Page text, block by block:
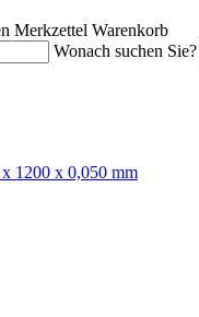
Merkzettel Warenkorb
Wonach suchen Sie?
1200 x 0,050 mm